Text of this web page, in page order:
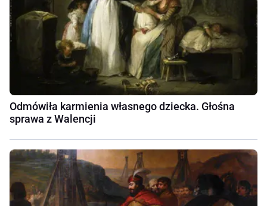
Odmówiła karmienia własnego dziecka. Głośna
sprawa z Walencji